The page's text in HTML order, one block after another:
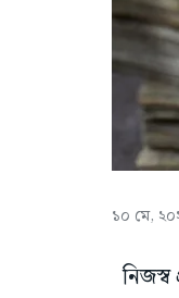
১০ মে,
নিজস্ব